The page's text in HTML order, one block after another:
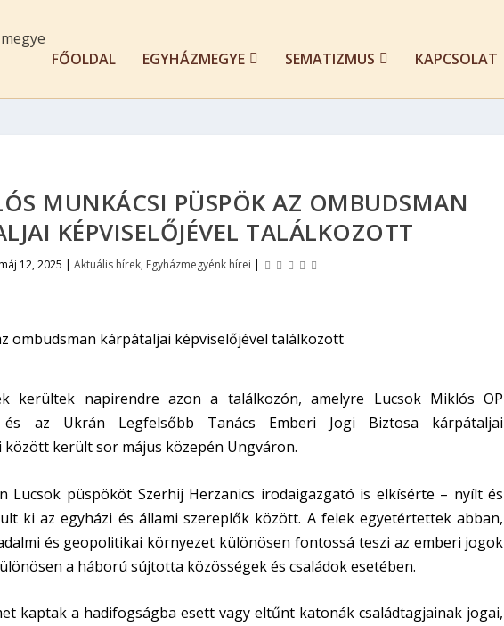
FŐOLDAL EGYHÁZMEGYE SEMATIZMUS KAPCSOLAT
MUNKÁCSI PÜSPÖK AZ OMBUDSMAN
KÉPVISELŐJÉVEL TALÁLKOZOTT
12, 2025 |Aktuális hírek, Egyházmegyénk hírei |
kerültek napirendre azon a találkozón, amelyre Lucsok Miklós OP
és az Ukrán Legfelsőbb Tanács Emberi Jogi Biztosa kárpátaljai
került sor május közepén Ungváron.
Lucsok püspököt Szerhij Herzanics irodaigazgató is elkísérte – nyílt és
ki az egyházi és állami szereplők között. A felek egyetértettek abban,
és geopolitikai környezet különösen fontossá teszi az emberi jogok
a háború sújtotta közösségek és családok esetében.
kaptak a hadifogságba esett vagy eltűnt katonák családtagjainak jogai,